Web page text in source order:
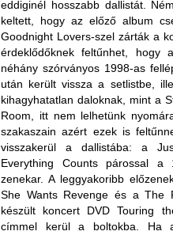
eddiginél hosszabb dallistát.
keltett, hogy az előző album
Goodnight Lovers-szel zárták a
érdeklődőknek feltűnhet,
néhány szórványos 1998-as
után került vissza a setlistbe,
kihagyhatatlan daloknak, mint a
Room, itt nem lelhetünk
szakaszain azért ezek is
visszakerül a dallistába: a
Everything Counts párossal
zenekar. A leggyakoribb
She Wants Revenge és a The
készült koncert DVD Touring
címmel kerül a boltokba. Ha